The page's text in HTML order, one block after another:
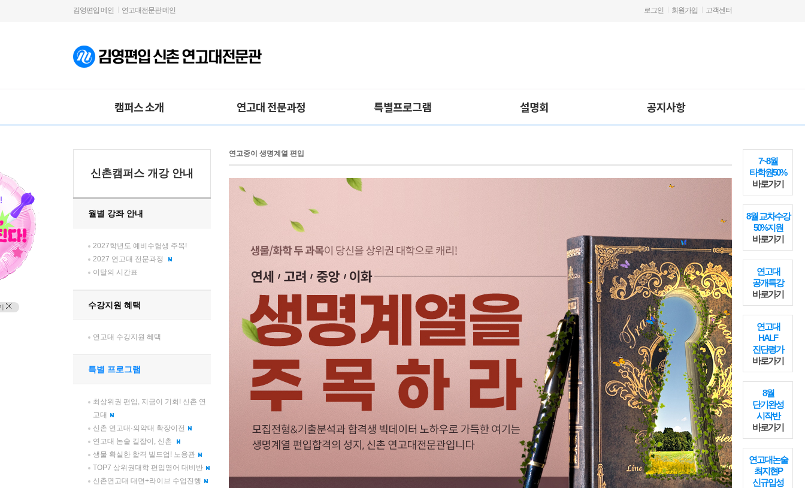
김영편입 메인 연고대전문관 메인 로그인 회원가입 고객센터
캠퍼스 소개 연고대 전문과정 특별프로그램 설명회 공지사항
신촌캠퍼스 개강 안내
월별 강좌 안내
2027학년도 예비수험생 주목!
2027 연고대 전문과정
이달의 시간표
수강지원 혜택
연고대 수강지원 혜택
특별 프로그램
최상위권 편입, 지금이 기회! 신촌 연
고대
신촌 연고대·의약대 확장이전
연고대 논술 길잡이, 신촌
생물 확실한 합격 빌드업! 노용관
TOP7 상위권대학 편입영어 대비반
신촌연고대 대면+라이브 수업진행
연고중이 생명계열 편입
7~8월
타학원50%
바로가기
8월 교차수강
50%지원
바로가기
연고대
공개특강
바로가기
연고대
HALF
진단평가
바로가기
8월
단기완성
시작반
바로가기
연고대논술
최지현P
신규입성